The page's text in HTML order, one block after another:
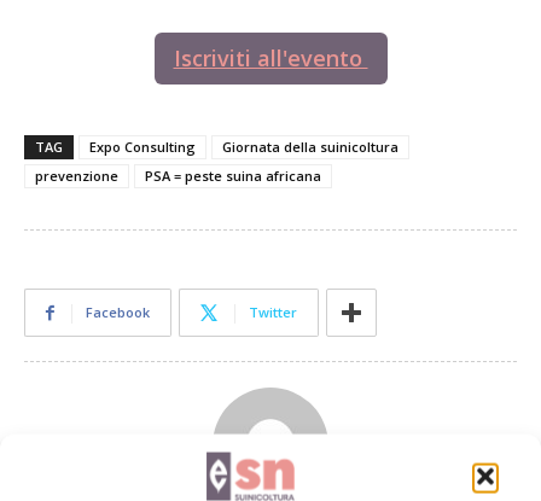
Iscriviti all'evento
TAG Expo Consulting
Giornata della suinicoltura
prevenzione
PSA = peste suina africana
Facebook Twitter